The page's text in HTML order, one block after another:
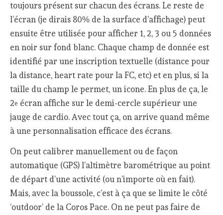
toujours présent sur chacun des écrans. Le reste de
l’écran (je dirais 80% de la surface d’affichage) peut
ensuite être utilisée pour afficher 1, 2, 3 ou 5 données
en noir sur fond blanc. Chaque champ de donnée est
identifié par une inscription textuelle (distance pour
la distance, heart rate pour la FC, etc) et en plus, si la
taille du champ le permet, un icone. En plus de ça, le
2e écran affiche sur le demi-cercle supérieur une
jauge de cardio. Avec tout ça, on arrive quand même
à une personnalisation efficace des écrans.
On peut calibrer manuellement ou de façon
automatique (GPS) l’altimètre barométrique au point
de départ d’une activité (ou n’importe où en fait).
Mais, avec la boussole, c’est à ça que se limite le côté
‘outdoor’ de la Coros Pace. On ne peut pas faire de